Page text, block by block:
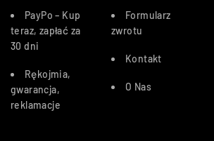
PayPo – Kup
teraz, zapłać za
30 dni
Rękojmia,
gwarancja,
reklamacje
Formularz
zwrotu
Kontakt
O Nas